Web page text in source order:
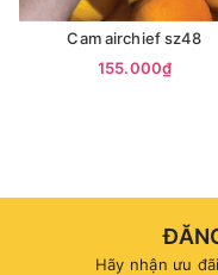
Cam airchief sz48
155.000₫
Hãy nhận ưu